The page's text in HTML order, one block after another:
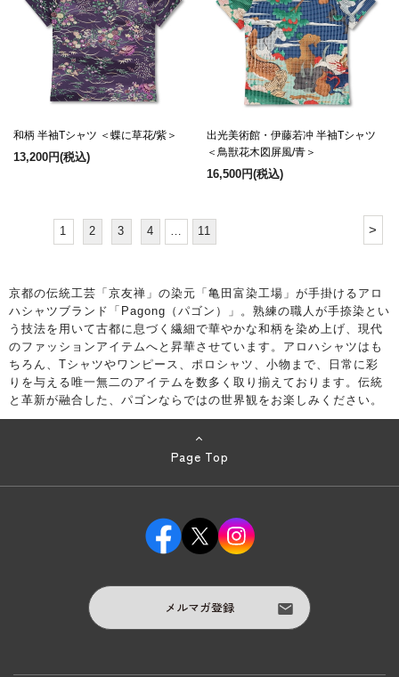
和柄 半袖Tシャツ ＜蝶に草花/紫＞
13,200円(税込)
出光美術館・伊藤若冲 半袖Tシャツ
＜鳥獣花木図屏風/青＞
16,500円(税込)
>
1 2 3 4 … 11
京都の伝統工芸「京友禅」の染元「亀田富染工場」が手掛けるアロ
ハシャツブランド「Pagong（パゴン）」。熟練の職人が手捺染とい
う技法を用いて古都に息づく繊細で華やかな和柄を染め上げ、現代
のファッションアイテムへと昇華させています。アロハシャツはも
ちろん、Tシャツやワンピース、ポロシャツ、小物まで、日常に彩
りを与える唯一無二のアイテムを数多く取り揃えております。伝統
と革新が融合した、パゴンならではの世界観をお楽しみください。
Page Top
メルマガ登録